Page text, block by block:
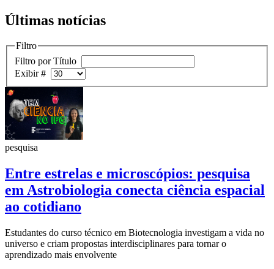
Últimas notícias
Filtro
Filtro por Título
Exibir #
pesquisa
Entre estrelas e microscópios: pesquisa
em Astrobiologia conecta ciência espacial
ao cotidiano
Estudantes do curso técnico em Biotecnologia investigam a vida no
universo e criam propostas interdisciplinares para tornar o
aprendizado mais envolvente